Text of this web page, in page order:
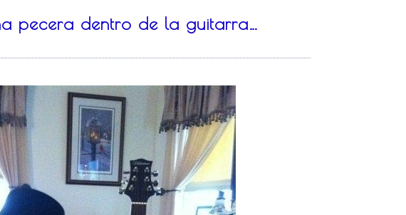
pecera dentro de la guitarra…